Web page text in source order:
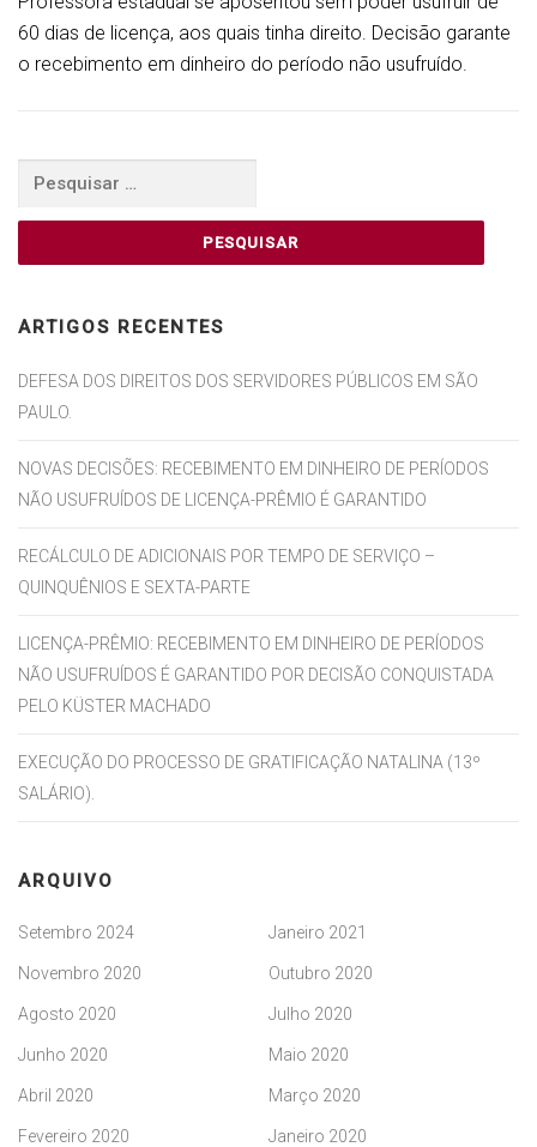
60 dias de licença, aos quais tinha direito. Decisão garante
o recebimento em dinheiro do período não usufruído.
Pesquisar
ARTIGOS RECENTES
DEFESA DOS DIREITOS DOS SERVIDORES PÚBLICOS EM SÃO
PAULO.
NOVAS DECISÕES: RECEBIMENTO EM DINHEIRO DE PERÍODOS
NÃO USUFRUÍDOS DE LICENÇA-PRÊMIO É GARANTIDO
RECÁLCULO DE ADICIONAIS POR TEMPO DE SERVIÇO –
QUINQUÊNIOS E SEXTA-PARTE
LICENÇA-PRÊMIO: RECEBIMENTO EM DINHEIRO DE PERÍODOS
NÃO USUFRUÍDOS É GARANTIDO POR DECISÃO CONQUISTADA
PELO KÜSTER MACHADO
EXECUÇÃO DO PROCESSO DE GRATIFICAÇÃO NATALINA (13º
SALÁRIO).
ARQUIVO
Setembro 2024 Janeiro 2021
Novembro 2020 Outubro 2020
Agosto 2020 Julho 2020
Junho 2020 Maio 2020
Abril 2020 Março 2020
Fevereiro 2020 Janeiro 2020